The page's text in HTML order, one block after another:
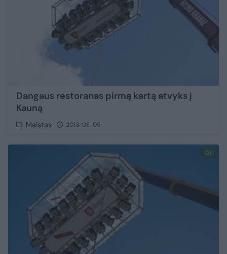
Dangaus restoranas pirmą kartą atvyks į
Kauną
Maistas 2013-08-05
1